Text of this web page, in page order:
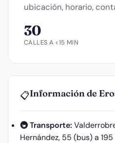
ubicación, horario,
30
CALLES A <15 MIN
📋Información de
🚇 Transporte:
Hernández, 55 (bus) a 195